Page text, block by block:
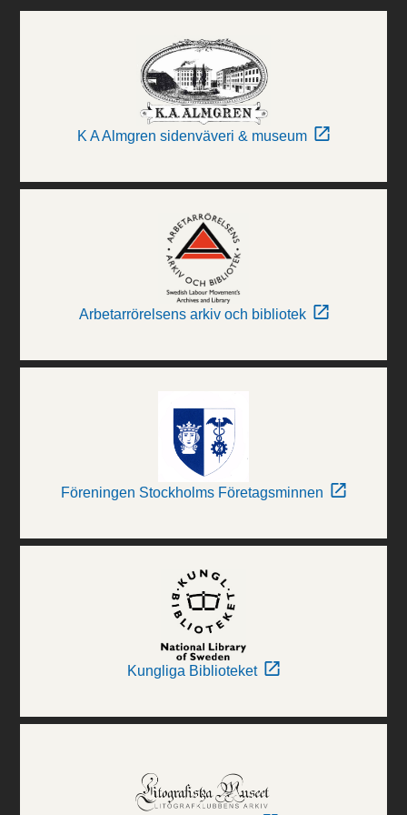
K A Almgren sidenväveri & museum
Arbetarrörelsens arkiv och bibliotek
Föreningen Stockholms Företagsminnen
Kungliga Biblioteket